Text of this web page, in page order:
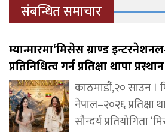
संबन्धित समाचार
म्यान्मारमा‘मिसेस ग्राण्ड
प्रतिनिधित्व गर्न प्रतिक्षा थापा प्रस्थान
काठमाडौं,२० साउन ।
नेपाल–२०२६ प्रतिक्षा
सौन्दर्य प्रतियोगिता